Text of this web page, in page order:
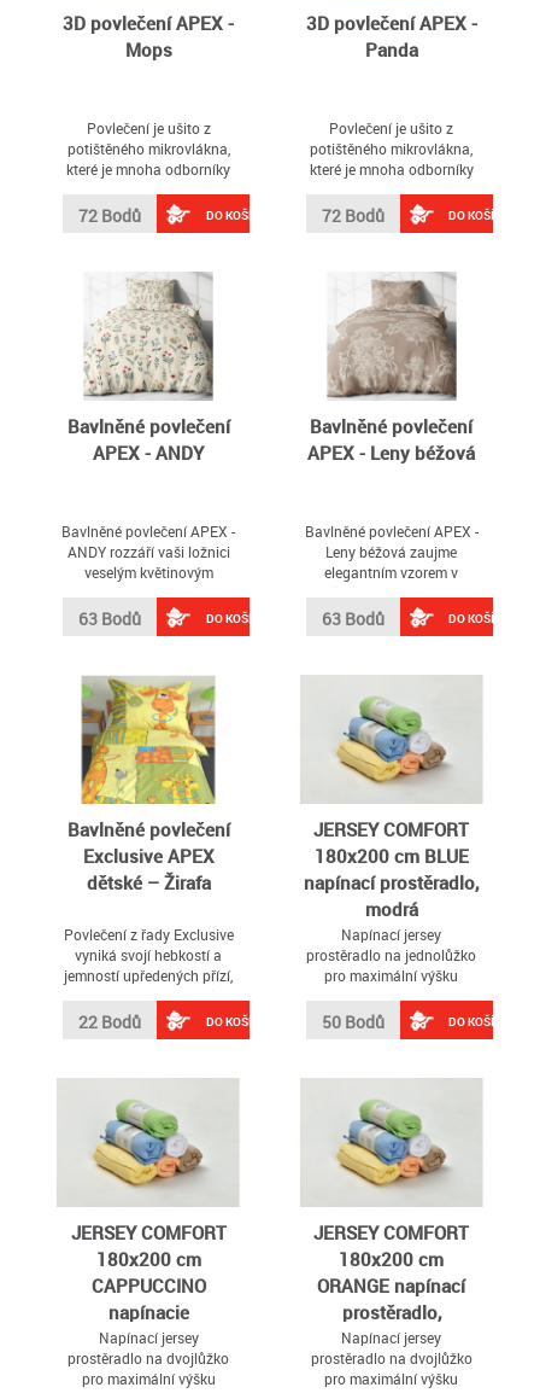
3D povlečení APEX -
Mops
Povlečení je ušito z
potištěného mikrovlákna,
které je mnoha odborníky
označováno materiálem
budoucnosti
72 Bodů DO KOŠÍKU
3D povlečení APEX -
Panda
Povlečení je ušito z
potištěného mikrovlákna,
které je mnoha odborníky
označováno materiálem
budoucnosti
72 Bodů DO KOŠÍKU
Bavlněné povlečení
APEX - ANDY
Bavlněné povlečení APEX -
ANDY rozzáří vaši ložnici
veselým květinovým
probouzející se přírodou
63 Bodů DO KOŠÍKU
Bavlněné povlečení
APEX - Leny béžová
Bavlněné povlečení APEX -
Leny béžová zaujme
elegantním vzorem v
teplých hnědých tónech,
který dodá ložnici
sofistikovaný vzhled
63 Bodů DO KOŠÍKU
Bavlněné povlečení
Exclusive APEX
dětské – Žirafa
Povlečení z řady Exclusive
vyniká svojí hebkostí a
jemností upředených přízí,
díky nimž je materiál
přirovnáván k sametu
22 Bodů DO KOŠÍKU
JERSEY COMFORT
180x200 cm BLUE
napínací prostěradlo,
modrá
Napínací jersey
prostěradlo na jednolůžko
pro maximální výšku
50 Bodů DO KOŠÍKU
JERSEY COMFORT
180x200 cm
CAPPUCCINO
napínacie
prestieradlo,
krémová
Napínací jersey
prostěradlo na dvojlůžko
pro maximální výšku
JERSEY COMFORT
180x200 cm
ORANGE napínací
prostěradlo,
meruňková
Napínací jersey
prostěradlo na dvojlůžko
pro maximální výšku